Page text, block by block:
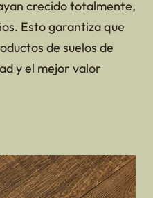
crecido totalmente,
Esto garantiza que
de suelos de
y el mejor valor